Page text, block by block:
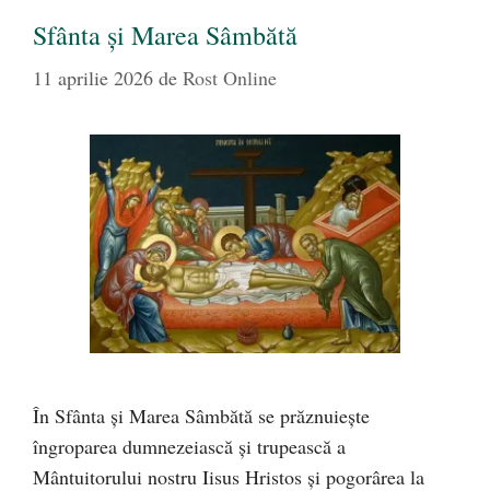
Sfânta și Marea Sâmbătă
11 aprilie 2026 de Rost Online
În Sfânta și Marea Sâmbătă se prăznuiește
îngroparea dumnezeiască și trupească a
Mântuitorului nostru Iisus Hristos și pogorârea la